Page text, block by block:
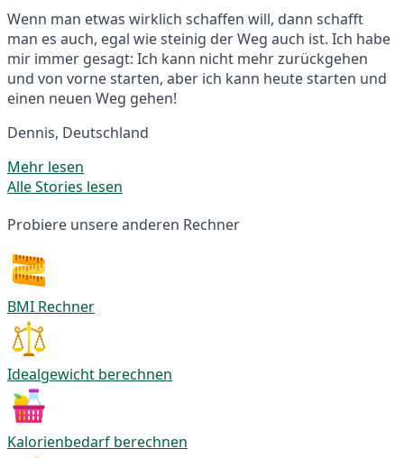
Wenn man etwas wirklich schaffen will, dann schafft
man es auch, egal wie steinig der Weg auch ist. Ich habe
mir immer gesagt: Ich kann nicht mehr zurückgehen
und von vorne starten, aber ich kann heute starten und
einen neuen Weg gehen!
Dennis, Deutschland
Mehr lesen
Alle Stories lesen
Probiere unsere anderen Rechner
BMI Rechner
Idealgewicht berechnen
Kalorienbedarf berechnen